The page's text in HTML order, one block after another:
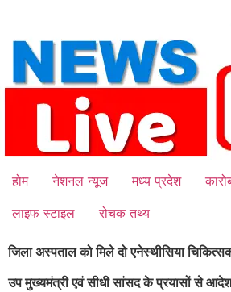
content
होम नेशनल न्यूज मध्य प्रदेश
लाइफ स्टाइल
रोचक तथ्य
जिला अस्पताल को मिले दो एनेस्थीसिया
उप मुख्यमंत्री एवं सीधी सांसद के प्रयासों से आदेश